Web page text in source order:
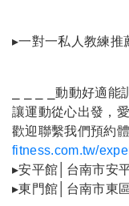
▸一對一私人教練推
⎯ ⎯ ⎯ ⎯動動好適能
讓運動從心出發，
歡迎聯繫我們預約體
fitness.com.tw/
▸安平館│台南市安
▸東門館│台南市東